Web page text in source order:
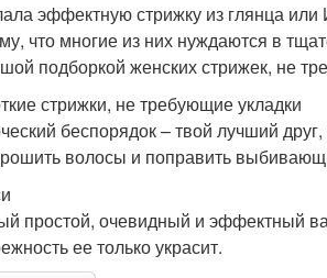
эффектную стрижку из глянца
что многие из них нуждаются в
подборкой женских стрижек, не
стрижки, не требующие укладки
беспорядок – твой лучший
волосы и поправить
простой, очевидный и эффектный
ее только украсит.